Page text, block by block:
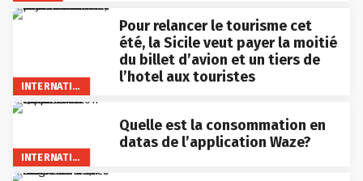
INTERNATIONAL
Pour relancer le tourisme cet
été, la Sicile veut payer la moitié
du billet d’avion et un tiers de
l’hotel aux touristes
INTERNATIONAL
Quelle est la consommation en
datas de l’application Waze?